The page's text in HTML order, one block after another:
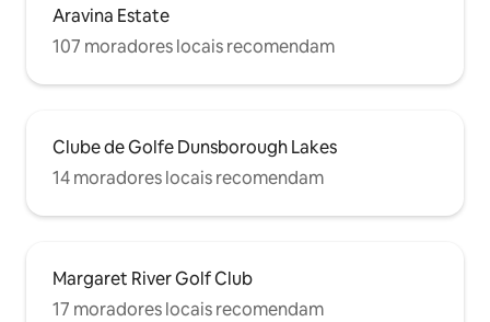
Aravina Estate
107 moradores locais recomendam
Clube de Golfe Dunsborough Lakes
14 moradores locais recomendam
Margaret River Golf Club
17 moradores locais recomendam